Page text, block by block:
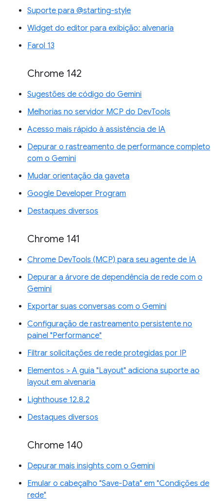
Suporte para @starting-style
Widget do editor para exibição: alvenaria
Farol 13
Chrome 142
Sugestões de código do Gemini
Melhorias no servidor MCP do DevTools
Acesso mais rápido à assistência de IA
Depurar o rastreamento de performance completo
com o Gemini
Mudar orientação da gaveta
Google Developer Program
Destaques diversos
Chrome 141
Chrome DevTools (MCP) para seu agente de IA
Depurar a árvore de dependência de rede com o
Gemini
Exportar suas conversas com o Gemini
Configuração de rastreamento persistente no
painel "Performance"
Filtrar solicitações de rede protegidas por IP
Elementos > A guia "Layout" adiciona suporte ao
layout em alvenaria
Lighthouse 12.8.2
Destaques diversos
Chrome 140
Depurar mais insights com o Gemini
Emular o cabeçalho "Save-Data" em "Condições de
rede"